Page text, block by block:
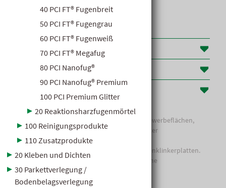
40 PCI FT® Fugenbreit
50 PCI FT® Fugengrau
60 PCI FT® Fugenweiß
70 PCI FT® Megafug
80 PCI Nanofug®
90 PCI Nanofug® Premium
100 PCI Premium Glitter
20 Reaktionsharzfugenmörtel
100 Reinigungsprodukte
110 Zusatzprodukte
20 Kleben und Dichten
30 Parkettverlegung /
Bodenbelagsverlegung
Weiterführende Informationen
Leistungserklärungen
Zementärer Spezial-Fugenmörtel für Gewerbeflächen,
Schwimm-bäder und Trinkwasserbehälter
- Für Feinsteinzeug, Steinzeug und Bodenklinkerplatten.
- Beständig gegen neutrale und alkalische
Reinigungsmittel.
- Gegenüber sauren Reinigern deutlich widerstandsfähiger